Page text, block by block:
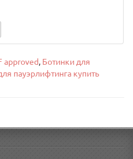
approved, Ботинки для
пауэрлифтинга купить